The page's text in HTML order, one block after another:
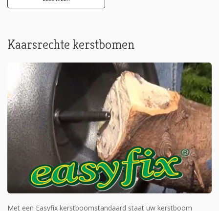
Kaarsrechte kerstbomen
Met een Easyfix kerstboomstandaard staat uw kerstboom